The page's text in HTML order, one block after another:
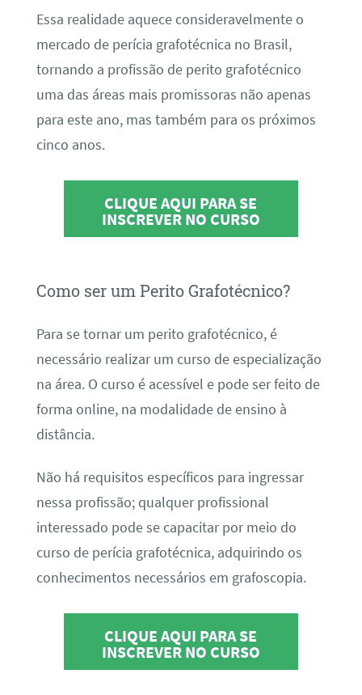
Essa realidade aquece consideravelmente o
mercado de perícia grafotécnica no Brasil,
tornando a profissão de perito grafotécnico
uma das áreas mais promissoras não apenas
para este ano, mas também para os próximos
cinco anos.
CLIQUE AQUI PARA SE
INSCREVER NO CURSO
Como ser um Perito Grafotécnico?
Para se tornar um perito grafotécnico, é
necessário realizar um curso de especialização
na área. O curso é acessível e pode ser feito de
forma online, na modalidade de ensino à
distância.
Não há requisitos específicos para ingressar
nessa profissão; qualquer profissional
interessado pode se capacitar por meio do
curso de perícia grafotécnica, adquirindo os
conhecimentos necessários em grafoscopia.
CLIQUE AQUI PARA SE
INSCREVER NO CURSO